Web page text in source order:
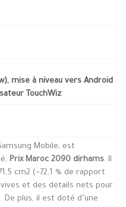
mise à niveau vers Android
TouchWiz
Mobile, est
Prix Maroc 2090 dirhams. Il
cm2 (~72,1 % de rapport
et des détails nets pour
plus, il est doté d’une